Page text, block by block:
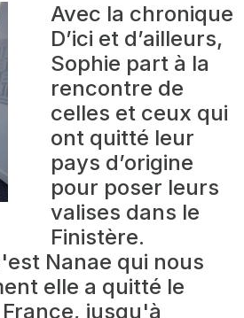
Avec la chronique
D’ici et d’ailleurs,
Sophie part à la
rencontre de
celles et ceux qui
ont quitté leur
pays d’origine
pour poser leurs
valises dans le
Finistère.
Nanae qui nous
elle a quitté le
jusqu'à